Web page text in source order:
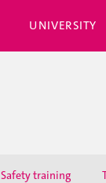
UNIVERSITY
Safety training